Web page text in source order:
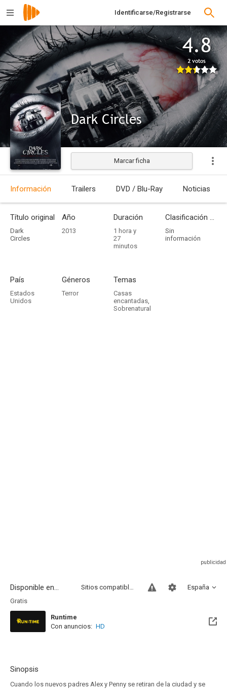
Identificarse/Registrarse
4.8
2 votos
Dark Circles
Estrenada
Marcar ficha
Información Trailers DVD / Blu-Ray Noticias
Título original
Dark
Circles
Año
2013
Duración
1 hora y
27
minutos
Clasificación por edades
Sin
información
País
Estados
Unidos
Géneros
Terror
Temas
Casas
encantadas,
Sobrenatural
Disponible en... España
Sitios compatibles
Gratis
Runtime
Con anuncios: HD
Sinopsis
Cuando los nuevos padres Alex y Penny se retiran de la ciudad y se